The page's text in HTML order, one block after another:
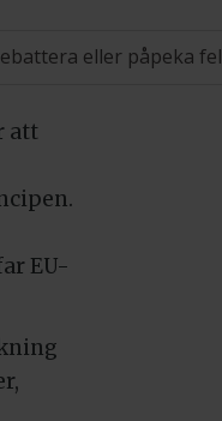
eller påpeka fel
att
EU-